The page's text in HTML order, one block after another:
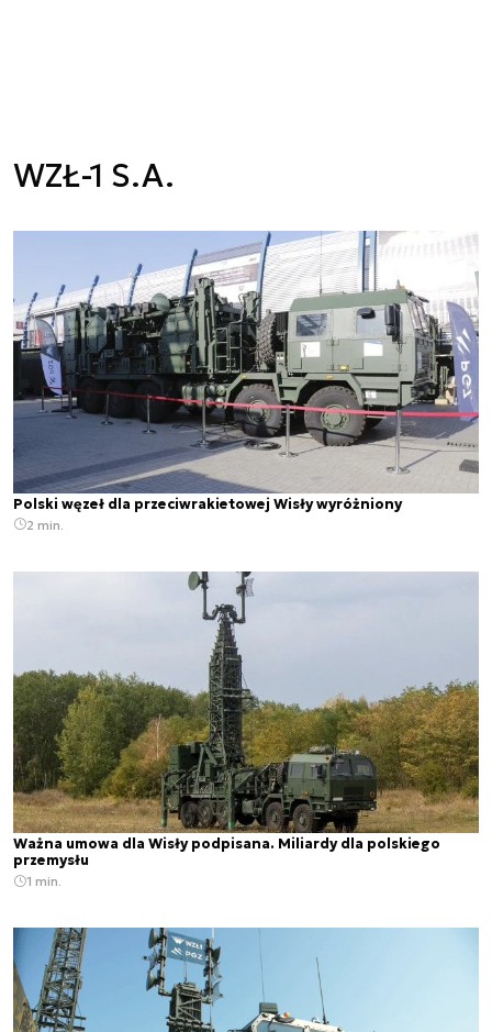
WZŁ-1 S.A.
Polski węzeł dla przeciwrakietowej Wisły wyróżniony
2 min.
Ważna umowa dla Wisły podpisana. Miliardy dla polskiego
przemysłu
1 min.